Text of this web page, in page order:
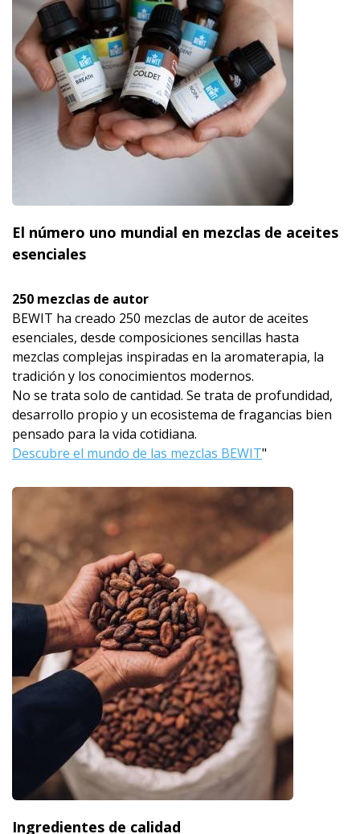
El número uno mundial en mezclas de aceites
esenciales
250 mezclas de autor
BEWIT ha creado 250 mezclas de autor de aceites
esenciales, desde composiciones sencillas hasta
mezclas complejas inspiradas en la aromaterapia, la
tradición y los conocimientos modernos.
No se trata solo de cantidad. Se trata de profundidad,
desarrollo propio y un ecosistema de fragancias bien
pensado para la vida cotidiana.
Descubre el mundo de las mezclas BEWIT"
Ingredientes de calidad